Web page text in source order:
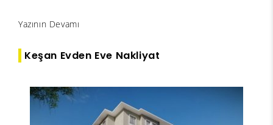
Yazının Devamı
Keşan Evden Eve Nakliyat